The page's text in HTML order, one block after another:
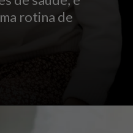
rotina de